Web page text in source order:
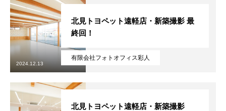
有限会社フォトオフィス彩人
北見トヨペット遠軽店・新築撮影 最
終回！
2024.12.13
北見トヨペット遠軽店・新築撮影